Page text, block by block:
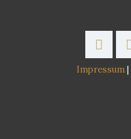
Impressum|